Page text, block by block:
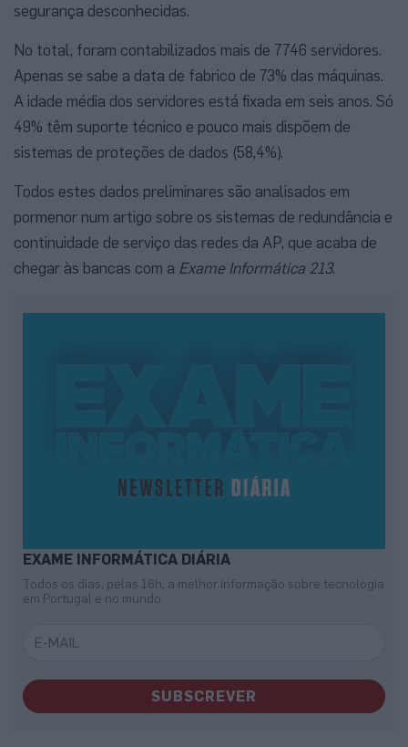
segurança desconhecidas.
No total, foram contabilizados mais de 7746 servidores.
Apenas se sabe a data de fabrico de 73% das máquinas.
A idade média dos servidores está fixada em seis anos. Só
49% têm suporte técnico e pouco mais dispõem de
sistemas de proteções de dados (58,4%).
Todos estes dados preliminares são analisados em
pormenor num artigo sobre os sistemas de redundância e
continuidade de serviço das redes da AP, que acaba de
chegar às bancas com a Exame Informática 213.
EXAME INFORMÁTICA DIÁRIA
Todos os dias, pelas 18h, a melhor informação sobre tecnologia
em Portugal e no mundo
SUBSCREVER